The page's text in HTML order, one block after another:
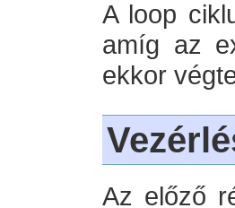
A loop
amíg az
ekkor
Az előző